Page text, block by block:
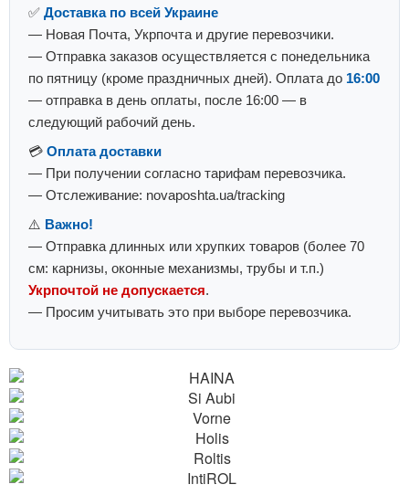
✅ Доставка по всей Украине
— Новая Почта, Укрпочта и другие перевозчики.
— Отправка заказов осуществляется с понедельника
по пятницу (кроме праздничных дней). Оплата до 16:00
— отправка в день оплаты, после 16:00 — в
следующий рабочий день.
💳 Оплата доставки
— При получении согласно тарифам перевозчика.
— Отслеживание: novaposhta.ua/tracking
⚠️ Важно!
— Отправка длинных или хрупких товаров (более 70
см: карнизы, оконные механизмы, трубы и т.п.)
Укрпочтой не допускается.
— Просим учитывать это при выборе перевозчика.